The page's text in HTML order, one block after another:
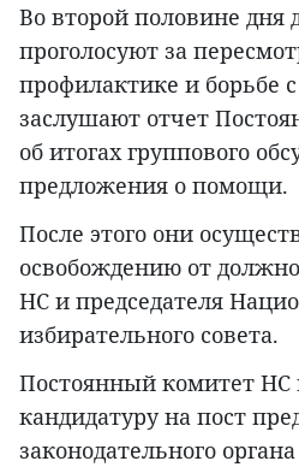
Во второй половине дня
проголосуют за
профилактике и борьбе
заслушают отчет
об итогах группового
предложения о помощи.
После этого они
освобождению от
НС и председателя
избирательного совета.
Постоянный комитет НС
кандидатуру на пост
законодательного